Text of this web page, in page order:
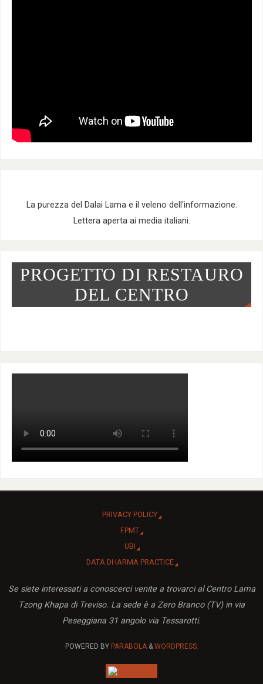
La purezza del Dalai Lama e il veleno dell'informazione.
Lettera aperta ai media italiani.
PROGETTO DI RESTAURO
DEL CENTRO
PRIVACY POLICY
FPMT
UBI
DATA DHARMA PRACTICE
Se siete interessati a conoscerci venite a trovarci al Centro Lama
Tzong Khapa di Treviso. La sede è a Zero Branco (TV) in via
Peseggiana 31 angolo via Tessarotti.
POWERED BY PARABOLA& WORDPRESS.